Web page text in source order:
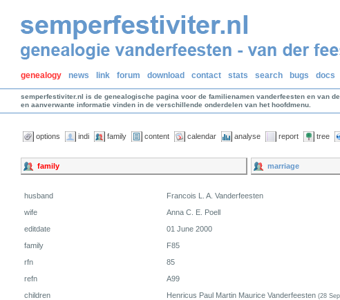
genealogy news link forum download contact stats search bugs docs
semperfestiviter.nl is de genealogische pagina voor de familienamen vanderfeesten en van
en aanverwante informatie vinden in de verschillende onderdelen van het hoofdmenu.
options indi family content calendar analyse report tree
family marriage
husband
Francois L. A. Vanderfeesten
wife
Anna C. E. Poell
editdate
01 June 2000
family
F85
rfn
85
refn
A99
children
Henricus Paul Martin Maurice Vanderfeesten (28